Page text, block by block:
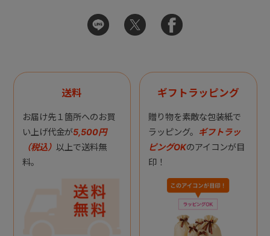
送料
お届け先１箇所へのお買
い上げ代金が5,500円
（税込） 以上で送料無
料。
ギフトラッピング
贈り物を素敵な包装紙で
ラッピング。 ギフトラッ
ピングOKのアイコンが目
印！